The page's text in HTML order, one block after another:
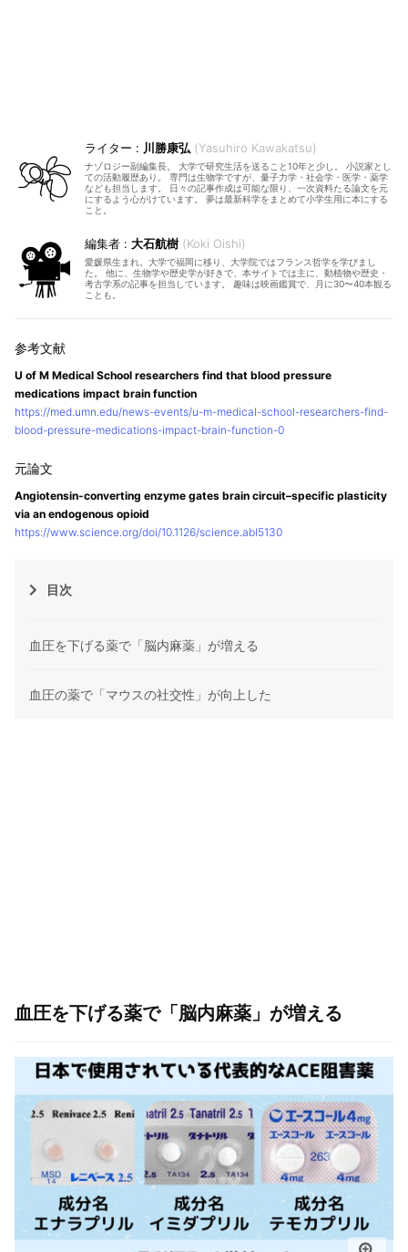
川勝康弘 Yasuhiro Kawakatsu
ナゾロジー副編集長。 大学で研究生活を送ること10年と少し。 小説家とし
ての活動履歴あり。 専門は生物学ですが、量子力学・社会学・医学・薬学
なども担当します。 日々の記事作成は可能な限り、一次資料たる論文を元
にするよう心がけています。 夢は最新科学をまとめて小学生用に本にする
こと。
大石航樹 Koki Oishi
愛媛県生まれ。大学で福岡に移り、大学院ではフランス哲学を学びまし
た。 他に、生物学や歴史学が好きで、本サイトでは主に、動植物や歴史・
考古学系の記事を担当しています。 趣味は映画鑑賞で、月に30〜40本観る
ことも。
U of M Medical School researchers find that blood pressure
medications impact brain function
https://med.umn.edu/news-events/u-m-medical-school-researchers-find-
blood-pressure-medications-impact-brain-function-0
Angiotensin-converting enzyme gates brain circuit–specific plasticity
via an endogenous opioid
https://www.science.org/doi/10.1126/science.abl5130
目次
血圧を下げる薬で「脳内麻薬」が増える
血圧の薬で「マウスの社交性」が向上した
血圧を下げる薬で「脳内麻薬」が増える